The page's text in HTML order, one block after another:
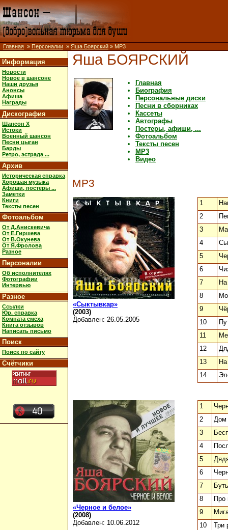
Главная » Персоналии » Яша Боярский » MP3
Информация
Новости
Новое в шансоне
Наши друзья
Анонсы
Афиша
Награды
Дискография
Шансон X
Истоки
Военный шансон
Песни цыган
Барды
Ретро, эстрада ...
Архив
Историческая справка
Хорошая музыка
Афиши, постеры ...
Заметки
Книги
Тексты песен
Фотоальбом
От Д.Анискевича
От Е.Гиршева
От В.Окунева
От Я.Фролова
Разное
Персоналии
Об исполнителях
Фотографии
Интервью
Разное
Ссылки
Юр. справка
Комната смеха
Книга отзывов
Написать письмо
Поиск
Поиск по сайту
Счётчики
Яша БОЯРСКИЙ
Главная
Биография
Персональные диски
Песни в сборниках
Кассеты
Автографы
Постеры, афиши, ...
Фотоальбом
Тексты песен
MP3
Видео
MP3
«Сыктывкар»
(2003)
Добавлен: 26.05.2005
1
2
3
4
5
6
7
8
9
10
11
12
13
14
«Черное и белое»
(2008)
Добавлен: 10.06.2012
1
2
Дом
3
4
5
6
7
8
Про
9
10
Три